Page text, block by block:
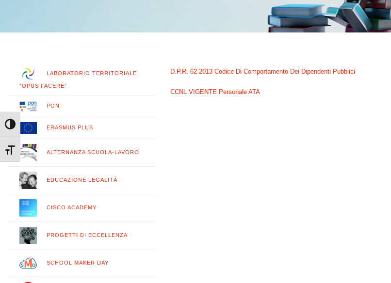
Attiva/disattiva alto contrasto
Attiva/disattiva dimensione testo
D.P.R. 62 2013 Codice Di Comportamento Dei Dipendenti Pubblici
CCNL VIGENTE Personale ATA
LABORATORIO TERRITORIALE
“OPUS FACERE”
PON
ERASMUS PLUS
ALTERNANZA SCUOLA-LAVORO
EDUCAZIONE LEGALITÀ
CISCO ACADEMY
PROGETTI DI ECCELLENZA
SCHOOL MAKER DAY